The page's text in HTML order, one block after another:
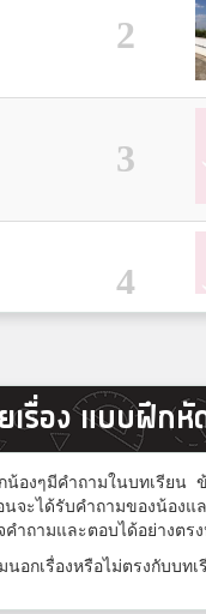
2
3
4
5
6
รื่อง แบบฝึก
น้องๆมีคำถามในบทเรียน
นจะได้รับคำถามของน้องแ
คำถามและตอบได้อย่างต
นอกเรื่องหรือไม่ตรงกับบท